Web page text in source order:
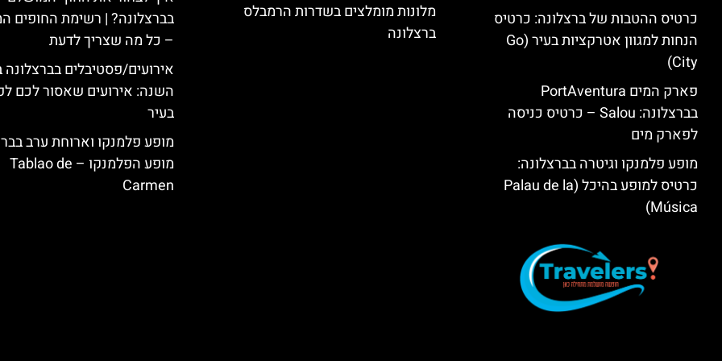
כרטיס ההטבות של ברצלונה: כרטיס
הנחות למגוון אטרקציות בעיר (Go
City)
פארק המים PortAventura
בברצלונה: Salou – כרטיס כניסה
לפארק מים
מופע פלמנקו וגיטרה בברצלונה:
כרטיס למופע בהיכל (Palau de la
Música)
מלונות מומלצים בשדרות הרמבלס
ברצלונה
בברצלונה? | רשימת החופים
– כל מה שצריך לדעת
אירועים/פסטיבלים
השנה: אירועים שאסור לכם
בעיר
מופע פלמנקו וארוחת ערב
מופע הפלמנקו – Tablao de
Carmen